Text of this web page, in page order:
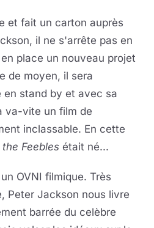
et fait un carton auprès
il ne s'arrête pas en
place un nouveau projet
de moyen, il sera
stand by et avec sa
va-vite un film de
inclassable. En cette
Feebles était né...
OVNI filmique. Très
Peter Jackson nous livre
barrée du celèbre